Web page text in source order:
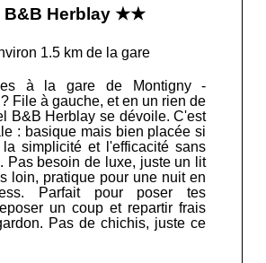
B&B Herblay ★★
1.5 km de la gare
à la gare de Montigny -
File à gauche, et en un rien de
B&B Herblay se dévoile. C'est
: basique mais bien placée si
simplicité et l'efficacité sans
Pas besoin de luxe, juste un lit
loin, pratique pour une nuit en
Parfait pour poser tes
un coup et repartir frais
Pas de chichis, juste ce